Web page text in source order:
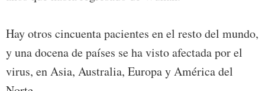
Hay otros cincuenta pacientes en el resto del mundo,
y una docena de países se ha visto afectada por el
virus, en Asia, Australia, Europa y América del